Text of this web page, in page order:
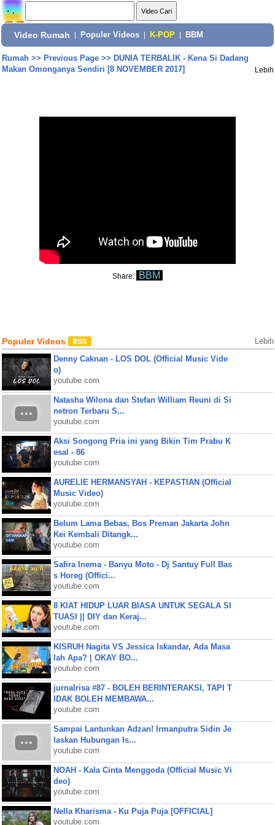
Video Rumah Populer Videos K-POP BBM
Rumah>> Previous Page>> DUNIA TERBALIK - Kena Si Dadang
Makan Omonganya Sendiri [8 NOVEMBER 2017]
Lebih
Share: BBM
Populer Videos Lebih
Denny Caknan - LOS DOL (Official Music Vide
o)
youtube.com
Natasha Wilona dan Stefan William Reuni di Si
netron Terbaru S...
youtube.com
Aksi Songong Pria ini yang Bikin Tim Prabu K
esal - 86
youtube.com
AURELIE HERMANSYAH - KEPASTIAN (Official
Music Video)
youtube.com
Belum Lama Bebas, Bos Preman Jakarta John
Kei Kembali Ditangk...
youtube.com
Safira Inema - Banyu Moto - Dj Santuy Full Bas
s Horeg (Offici...
youtube.com
8 KIAT HIDUP LUAR BIASA UNTUK SEGALA SI
TUASI || DIY dan Keraj...
youtube.com
KISRUH Nagita VS Jessica Iskandar, Ada Masa
lah Apa? | OKAY BO...
youtube.com
jurnalrisa #87 - BOLEH BERINTERAKSI, TAPI T
IDAK BOLEH MEMBAWA...
youtube.com
Sampai Lantunkan Adzan! Irmanputra Sidin Je
laskan Hubungan Is...
youtube.com
NOAH - Kala Cinta Menggoda (Official Music Vi
deo)
youtube.com
Nella Kharisma - Ku Puja Puja [OFFICIAL]
youtube.com